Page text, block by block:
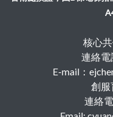
核心
連絡
E-mail：
創服
連絡